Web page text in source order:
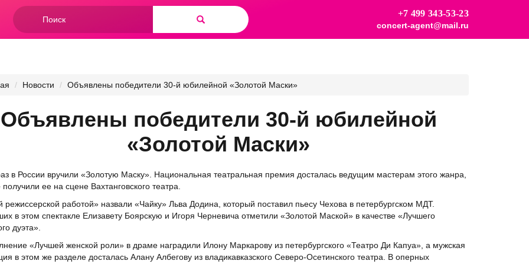
Форма
поиска
+7 499 343-53-23
concert-agent@mail.ru
Новости Объявлены победители 30-й юбилейной «Золотой Маски»
Объявлены победители 30-й юбилейной
«Золотой Маски»
в России вручили «Золотую Маску». Национальная театральная премия досталась ведущим мастерам этого жанра,
получили ее на сцене Вахтанговского театра.
режиссерской работой» назвали «Чайку» Льва Додина, который поставил пьесу Чехова в петербургском МДТ.
в этом спектакле Елизавету Боярскую и Игоря Черневича отметили «Золотой Маской» в качестве «Лучшего
дуэта».
«Лучшей женской роли» в драме наградили Илону Маркарову из петербургского «Театро Ди Капуа», а мужская
в этом же разделе досталась Алану Албегову из владикавказского Северо-Осетинского театра. В оперных